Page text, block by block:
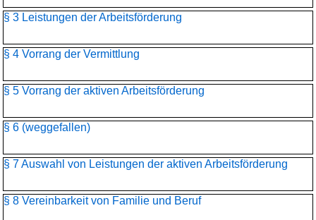
§ 3 Leistungen der Arbeitsförderung
§ 4 Vorrang der Vermittlung
§ 5 Vorrang der aktiven Arbeitsförderung
§ 6 (weggefallen)
§ 7 Auswahl von Leistungen der aktiven Arbeitsförderung
§ 8 Vereinbarkeit von Familie und Beruf